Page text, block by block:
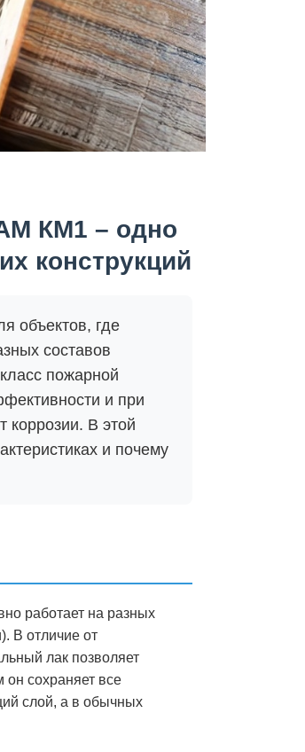
КМ1 – одно
конструкций
объектов, где
составов
пожарной
и при
коррозии. В этой
и почему
работает на разных
В отличие от
лак позволяет
он сохраняет все
слой, а в обычных